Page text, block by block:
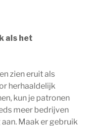
als het
zien eruit als
herhaaldelijk
kun je patronen
meer bedrijven
Maak er gebruik